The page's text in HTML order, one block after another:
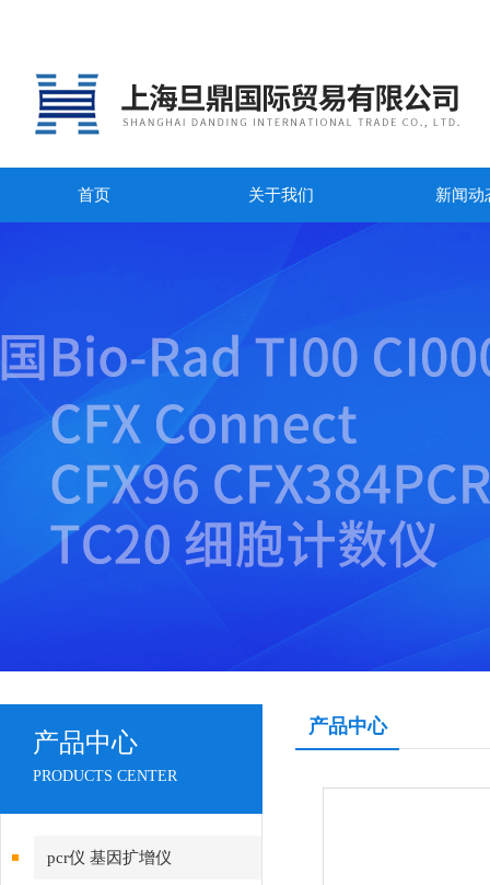
首页 关于我们 新闻动
产品中心
PRODUCTS CENTER
pcr仪 基因扩增仪
产品中心